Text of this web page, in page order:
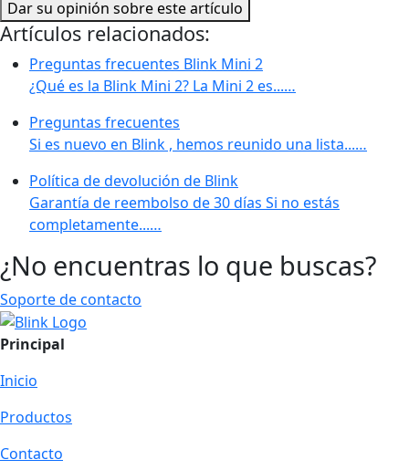
Dar su opinión sobre este artículo
Artículos relacionados:
Preguntas frecuentes Blink Mini 2
¿Qué es la Blink Mini 2? La Mini 2 es...…
Preguntas frecuentes
Si es nuevo en Blink , hemos reunido una lista...…
Política de devolución de Blink
Garantía de reembolso de 30 días Si no estás
completamente...…
¿No encuentras lo que buscas?
Soporte de contacto
Principal
Inicio
Productos
Contacto